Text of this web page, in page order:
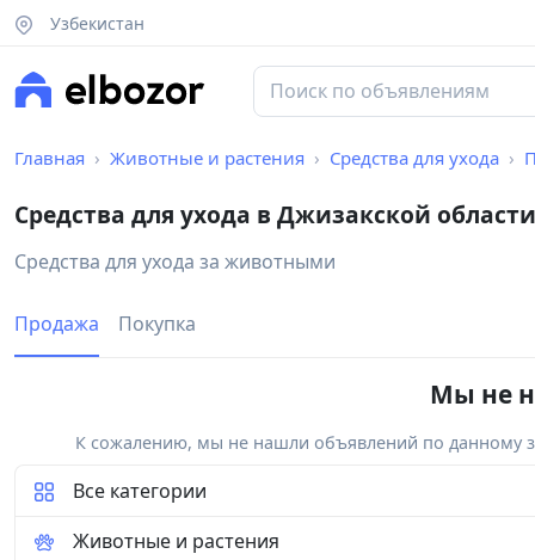
Узбекистан
Главная Животные и растения Средства для ухода
Средства для ухода в Джизакской области
Средства для ухода за животными
Продажа Покупка
Мы не
К сожалению, мы не нашли объявлений по данному
Все категории
Животные и растения